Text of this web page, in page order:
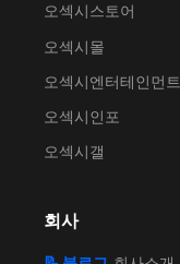
오섹시스토어
오섹시몰
오섹시엔터테인먼트
오섹시인포
오섹시갤
회사